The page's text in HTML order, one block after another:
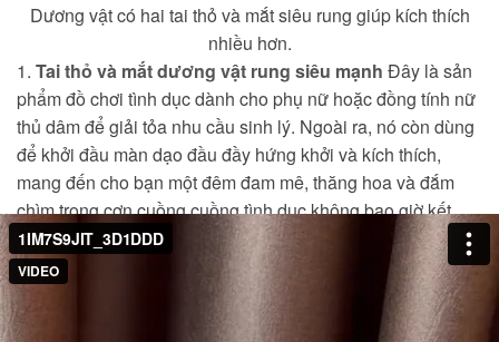
Dương vật có hai tai thỏ và mắt siêu rung giúp kích thích
nhiều hơn.
1. Tai thỏ và mắt dương vật rung siêu mạnh Đây là sản
phẩm đồ chơi tình dục dành cho phụ nữ hoặc đồng tính nữ
thủ dâm để giải tỏa nhu cầu sinh lý. Ngoài ra, nó còn dùng
để khởi đầu màn dạo đầu đầy hứng khởi và kích thích,
mang đến cho bạn một đêm đam mê, thăng hoa và đắm
chìm trong cơn cuồng cuồng tình dục không bao giờ kết
thúc.
(Dương vật tai thỏ rung 2 móng được tích hợp sẵn 10 chế